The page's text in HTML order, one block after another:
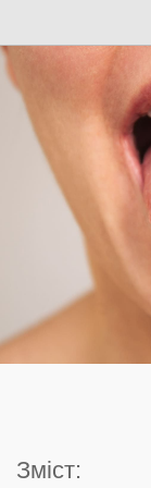
Зміст: